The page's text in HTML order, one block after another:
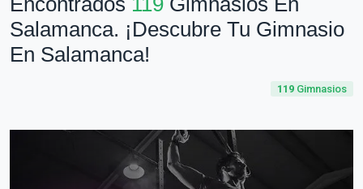
Salamanca. ¡Descubre Tu Gimnasio
En Salamanca!
119 Gimnasios